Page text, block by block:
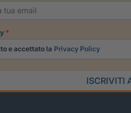
e accettato la Privacy Policy
ISCRIVITI